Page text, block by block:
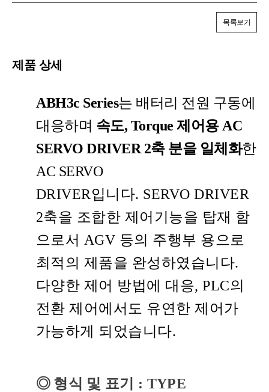
목록보기
제품 상세
ABH3c Series는 배터리 전원 구동에
대응하며 속도, Torque 제어용 AC
SERVO DRIVER 2축 분을 일체화한
AC SERVO
DRIVER입니다. SERVO DRIVER
2축을 조합한 제어기능을 탑재 함
으로서 AGV 등의 주행부 용으로
최적의 제품을 완성하였습니다.
다양한 제어 방법에 대응, PLC의
전환 제어에서도 유연한 제어가
가능하게 되었습니다.
◎ 형식 및 표기 : TYPE